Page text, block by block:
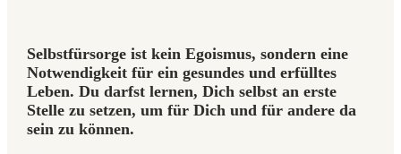
Selbstfürsorge ist kein Egoismus, sondern eine
Notwendigkeit für ein gesundes und erfülltes
Leben. Du darfst lernen, Dich selbst an erste
Stelle zu setzen, um für Dich und für andere da
sein zu können.